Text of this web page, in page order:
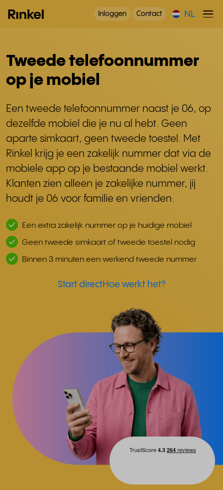
Inloggen Contact NL
Tweede telefoonnummer
op je mobiel
Een tweede telefoonnummer naast je 06, op
dezelfde mobiel die je nu al hebt. Geen
aparte simkaart, geen tweede toestel. Met
Rinkel krijg je een zakelijk nummer dat via de
mobiele app op je bestaande mobiel werkt.
Klanten zien alleen je zakelijke nummer, jij
houdt je 06 voor familie en vrienden.
Een extra zakelijk nummer op je huidige mobiel
Geen tweede simkaart of tweede toestel nodig
Binnen 3 minuten een werkend tweede nummer
Start directHoe werkt het?